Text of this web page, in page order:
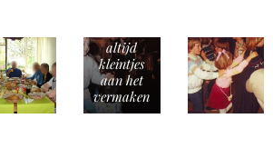
altijd
kleintjes
aan het
vermaken